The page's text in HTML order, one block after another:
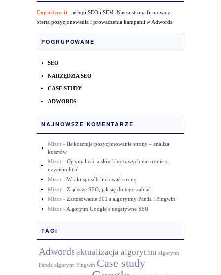
Cognitive it - usługi SEO i SEM. Nasza strona firmowa z
ofertą pozycjonowania i prowadzenia kampanii w Adwords.
POGRUPOWANE
SEO
NARZĘDZIA SEO
CASE STUDY
ADWORDS
NAJNOWSZE KOMENTARZE
Mizor - Ile kosztuje pozycjonowanie strony – analiza
kosztów
Mizor - Optymalizacja słów kluczowych na stronie z
użyciem html
Mizor - W jaki sposób linkować stronę
Mizor - Zaplecze SEO, jak się do tego zabrać
Mizor - Zastosowanie 301 a algorytmy Panda i Pingwin
Mizor - Algorytm Google a negatywne SEO
TAGI
Adwords aktualizacja algorytmu algorytm
Panda algorytm Pingwin Case study